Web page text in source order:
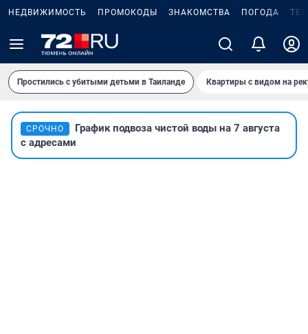
НЕДВИЖИМОСТЬ ПРОМОКОДЫ ЗНАКОМСТВА ПОГОДА
Простились с убитыми детьми в Таиланде Квартиры с видом на
СРОЧНО
График подвоза чистой воды на 7 августа
с адресами